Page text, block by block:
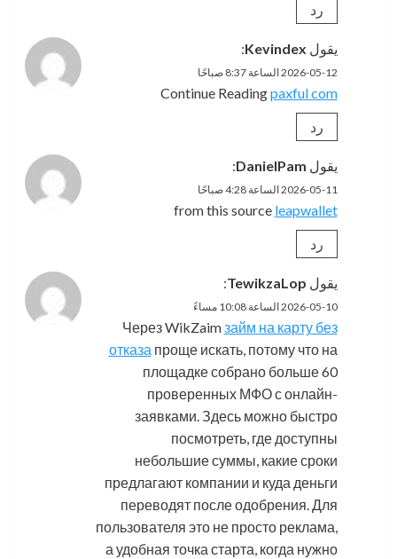
رد
يقول Kevindex
:
2026-05-12 الساعة 8:37 صباحًا
Continue Readingpaxful com
رد
يقول DanielPam
:
2026-05-11 الساعة 4:28 صباحًا
from this source leapwallet
رد
يقول TewikzaLop
:
2026-05-10 الساعة 10:08 مساءً
Через WikZaimзайм на карту без
отказа проще искать, потому что на
площадке собрано больше 60
проверенных МФО с онлайн-
заявками. Здесь можно быстро
посмотреть, где доступны
небольшие суммы, какие сроки
предлагают компании и куда деньги
переводят после одобрения. Для
пользователя это не просто реклама,
а удобная точка старта, когда нужно